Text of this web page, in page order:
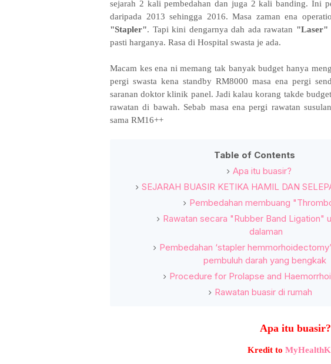
sejarah 2 kali pembedahan dan juga 2 kali banding. Ini
daripada 2013 sehingga 2016. Masa zaman ena
"Stapler". Tapi kini dengarnya dah ada rawatan "Laser"
pasti harganya. Rasa di Hospital swasta je ada.
Macam kes ena ni memang tak banyak budget hanya
pergi swasta kena standby RM8000 masa ena pergi
saranan doktor klinik panel. Jadi kalau korang takde
rawatan di bawah. Sebab masa ena pergi rawatan
sama RM16++
Table of Contents
Apa itu buasir?
SEJARAH BUASIR KETIKA HAMIL DAN
Pembedahan membuang
Rawatan secara "Rubber Band Ligation"
dalaman
Pembedahan ‘stapler
pembuluh darah yang bengkak
Procedure for Prolapse and
Rawatan buasir di rumah
Apa itu buasir?
Kredit to